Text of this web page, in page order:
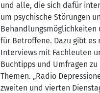
und alle, die sich dafür
um psychische Störungen
Behandlungsmöglichkeiten
für Betroffene. Dazu gibt es
Interviews mit Fachleuten
Buchtipps und Umfragen
Themen. „Radio
zweiten und vierten